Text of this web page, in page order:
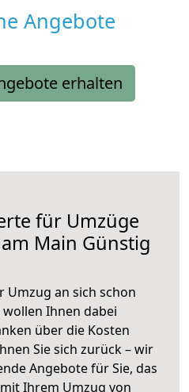
Angebote
erhalten
für Umzüge
Main Günstig
Umzug an sich schon
Ihnen dabei
über die Kosten
Sie sich zurück – wir
Angebote für Sie, das
mit Ihrem Umzug von